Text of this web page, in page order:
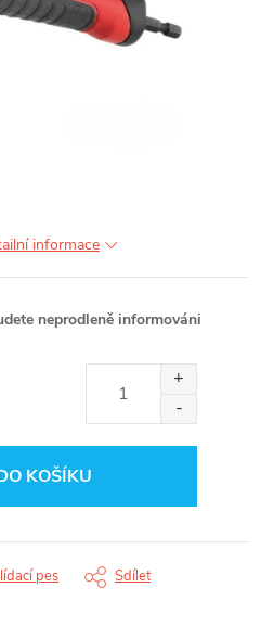
informace
neprodleně informováni
KOŠÍKU
pes Sdílet